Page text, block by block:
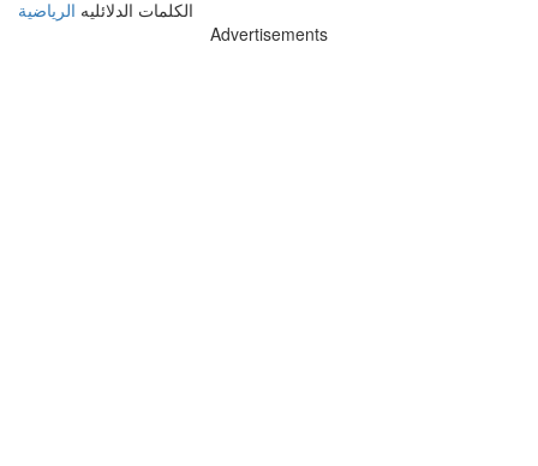
الكلمات الدلائليه الرياضية
Advertisements